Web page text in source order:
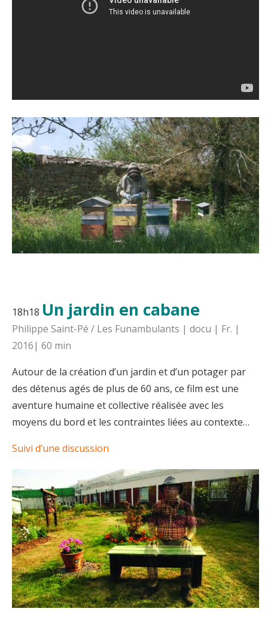
18h18 Un jardin en cabane
Philippe Saint-Pé / Les Funambulants | docu | Fr. |
2016| 60 min
Autour de la création d’un jardin et d’un potager par
des détenus agés de plus de 60 ans, ce film est une
aventure humaine et collective réalisée avec les
moyens du bord et les contraintes liées au contexte…
Suivi d’une discussion